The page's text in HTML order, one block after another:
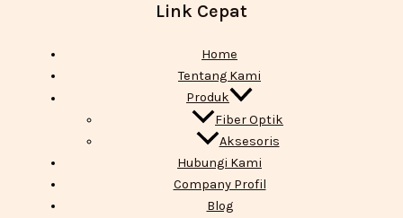
Link Cepat
Home
Tentang Kami
Produk
Fiber Optik
Aksesoris
Hubungi Kami
Company Profil
Blog